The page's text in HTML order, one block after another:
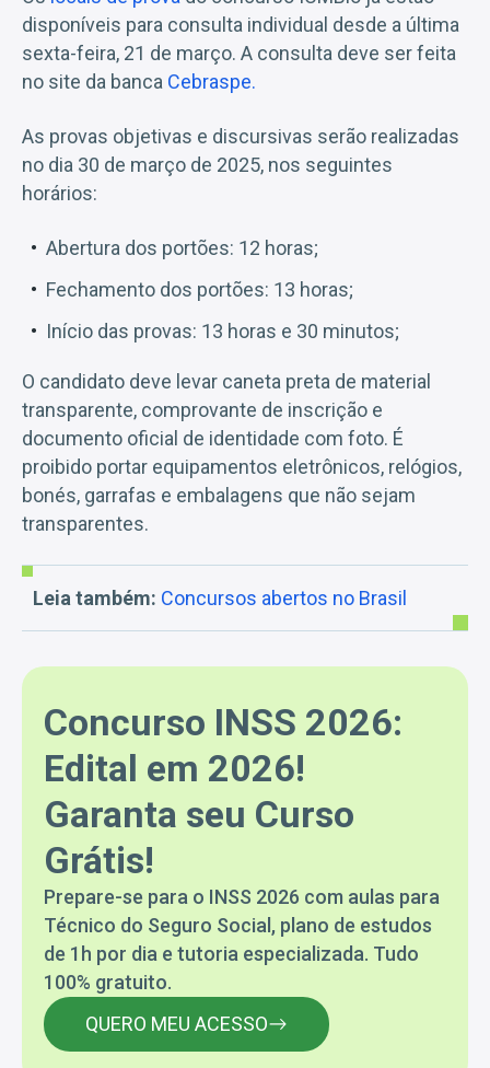
disponíveis para consulta individual desde a última
sexta-feira, 21 de março. A consulta deve ser feita
no site da banca Cebraspe.
As provas objetivas e discursivas serão realizadas
no dia 30 de março de 2025, nos seguintes
horários:
Abertura dos portões: 12 horas;
Fechamento dos portões: 13 horas;
Início das provas: 13 horas e 30 minutos;
O candidato deve levar caneta preta de material
transparente, comprovante de inscrição e
documento oficial de identidade com foto. É
proibido portar equipamentos eletrônicos, relógios,
bonés, garrafas e embalagens que não sejam
transparentes.
Leia também: Concursos abertos no Brasil
Concurso INSS 2026:
Edital em 2026!
Garanta seu Curso
Grátis!
Prepare-se para o INSS 2026 com aulas para
Técnico do Seguro Social, plano de estudos
de 1h por dia e tutoria especializada. Tudo
100% gratuito.
QUERO MEU ACESSO